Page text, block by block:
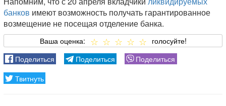
банков имеют возможность получать гарантированное
возмещение не посещая отделение банка.